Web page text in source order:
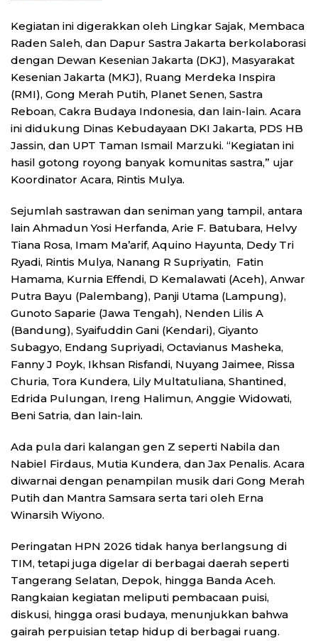
Kegiatan ini digerakkan oleh Lingkar Sajak, Membaca
Raden Saleh, dan Dapur Sastra Jakarta berkolaborasi
dengan Dewan Kesenian Jakarta (DKJ), Masyarakat
Kesenian Jakarta (MKJ), Ruang Merdeka Inspira
(RMI), Gong Merah Putih, Planet Senen, Sastra
Reboan, Cakra Budaya Indonesia, dan lain-lain. Acara
ini didukung Dinas Kebudayaan DKI Jakarta, PDS HB
Jassin, dan UPT Taman Ismail Marzuki. “Kegiatan ini
hasil gotong royong banyak komunitas sastra,” ujar
Koordinator Acara, Rintis Mulya.
Sejumlah sastrawan dan seniman yang tampil, antara
lain Ahmadun Yosi Herfanda, Arie F. Batubara, Helvy
Tiana Rosa, Imam Ma’arif, Aquino Hayunta, Dedy Tri
Ryadi, Rintis Mulya, Nanang R Supriyatin, Fatin
Hamama, Kurnia Effendi, D Kemalawati (Aceh), Anwar
Putra Bayu (Palembang), Panji Utama (Lampung),
Gunoto Saparie (Jawa Tengah), Nenden Lilis A
(Bandung), Syaifuddin Gani (Kendari), Giyanto
Subagyo, Endang Supriyadi, Octavianus Masheka,
Fanny J Poyk, Ikhsan Risfandi, Nuyang Jaimee, Rissa
Churia, Tora Kundera, Lily Multatuliana, Shantined,
Edrida Pulungan, Ireng Halimun, Anggie Widowati,
Beni Satria, dan lain-lain.
Ada pula dari kalangan gen Z seperti Nabila dan
Nabiel Firdaus, Mutia Kundera, dan Jax Penalis. Acara
diwarnai dengan penampilan musik dari Gong Merah
Putih dan Mantra Samsara serta tari oleh Erna
Winarsih Wiyono.
Peringatan HPN 2026 tidak hanya berlangsung di
TIM, tetapi juga digelar di berbagai daerah seperti
Tangerang Selatan, Depok, hingga Banda Aceh.
Rangkaian kegiatan meliputi pembacaan puisi,
diskusi, hingga orasi budaya, menunjukkan bahwa
gairah perpuisian tetap hidup di berbagai ruang.